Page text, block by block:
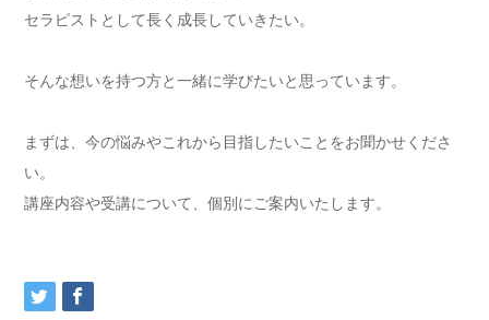
セラピストとして長く成長していきたい。
そんな想いを持つ方と一緒に学びたいと思っています。
まずは、今の悩みやこれから目指したいことをお聞かせくださ
い。
講座内容や受講について、個別にご案内いたします。